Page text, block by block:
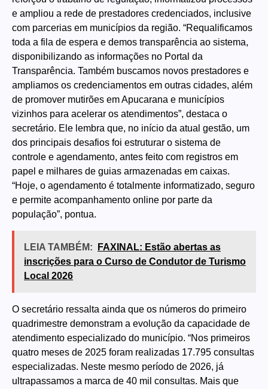
e ampliou a rede de prestadores credenciados, inclusive
com parcerias em municípios da região. “Requalificamos
toda a fila de espera e demos transparência ao sistema,
disponibilizando as informações no Portal da
Transparência. Também buscamos novos prestadores e
ampliamos os credenciamentos em outras cidades, além
de promover mutirões em Apucarana e municípios
vizinhos para acelerar os atendimentos”, destaca o
secretário. Ele lembra que, no início da atual gestão, um
dos principais desafios foi estruturar o sistema de
controle e agendamento, antes feito com registros em
papel e milhares de guias armazenadas em caixas.
“Hoje, o agendamento é totalmente informatizado, seguro
e permite acompanhamento online por parte da
população”, pontua.
LEIA TAMBÉM:
FAXINAL: Estão abertas as
inscrições para o Curso de Condutor de Turismo
Local 2026
O secretário ressalta ainda que os números do primeiro
quadrimestre demonstram a evolução da capacidade de
atendimento especializado do município. “Nos primeiros
quatro meses de 2025 foram realizadas 17.795 consultas
especializadas. Neste mesmo período de 2026, já
ultrapassamos a marca de 40 mil consultas. Mais que